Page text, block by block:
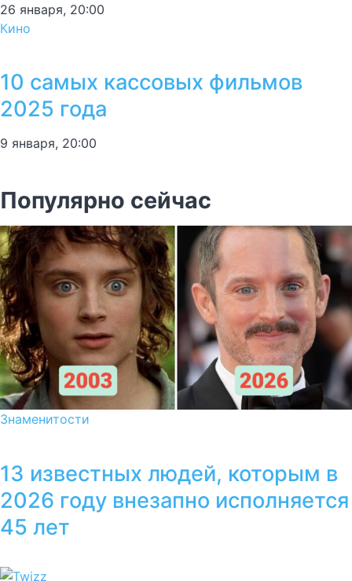
26 января, 20:00
Кино
10 самых кассовых фильмов
2025 года
9 января, 20:00
Популярно сейчас
Знаменитости
13 известных людей, которым в
2026 году внезапно исполняется
45 лет